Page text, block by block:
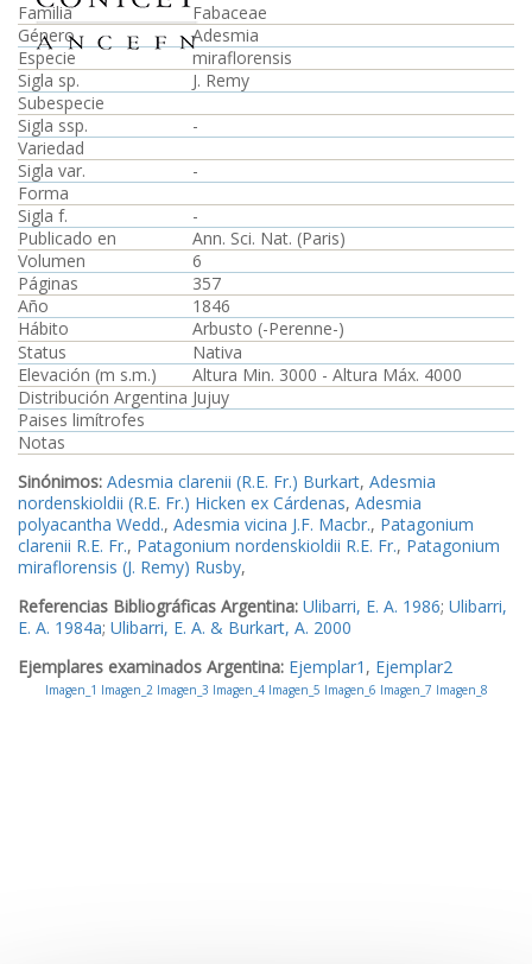
Familia
Fabaceae
Género
Adesmia
Especie
miraflorensis
Sigla sp.
J. Remy
Subespecie
Sigla ssp.
-
Variedad
Sigla var.
-
Forma
Sigla f.
-
Publicado en
Ann. Sci. Nat. (Paris)
Volumen
6
Páginas
357
Año
1846
Hábito
Arbusto (-Perenne-)
Status
Nativa
Elevación (m s.m.)
Altura Min. 3000 - Altura Máx. 4000
Distribución Argentina Jujuy
Paises limítrofes
Notas
Sinónimos: Adesmia clarenii (R.E. Fr.) Burkart, Adesmia
nordenskioldii (R.E. Fr.) Hicken ex Cárdenas, Adesmia
polyacantha Wedd., Adesmia vicina J.F. Macbr., Patagonium
clarenii R.E. Fr., Patagonium nordenskioldii R.E. Fr., Patagonium
miraflorensis (J. Remy) Rusby,
Referencias Bibliográficas Argentina: Ulibarri, E. A. 1986; Ulibarri,
E. A. 1984a; Ulibarri, E. A. & Burkart, A. 2000
Ejemplares examinados Argentina: Ejemplar1 , Ejemplar2
Imagen_1 Imagen_2Imagen_3 Imagen_4Imagen_5 Imagen_6 Imagen_7 Imagen_8